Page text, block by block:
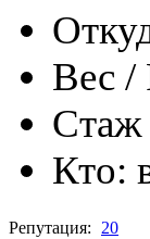
Вес /
Стаж
Кто:
Репутация: 20